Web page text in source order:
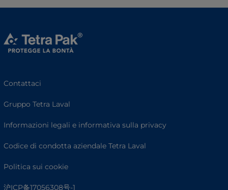
Contattaci
Gruppo Tetra Laval
Informazioni legali e informativa sulla privacy
Codice di condotta aziendale Tetra Laval
Politica sui cookie
沪ICP备17056308号-1